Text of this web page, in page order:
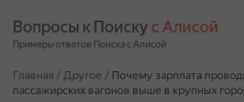
Вопросы к Поиску с Алисой
Примеры ответов Поиска с Алисой
Главная / Другое / Почему зарплата
пассажирских вагонов выше в крупных